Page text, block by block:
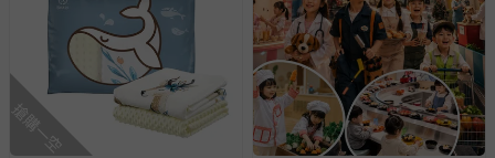
搶購一空